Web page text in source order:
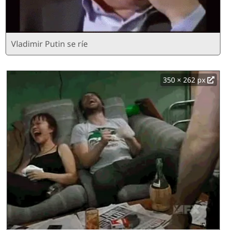
Vladimir Putin se ríe
350 × 262 px